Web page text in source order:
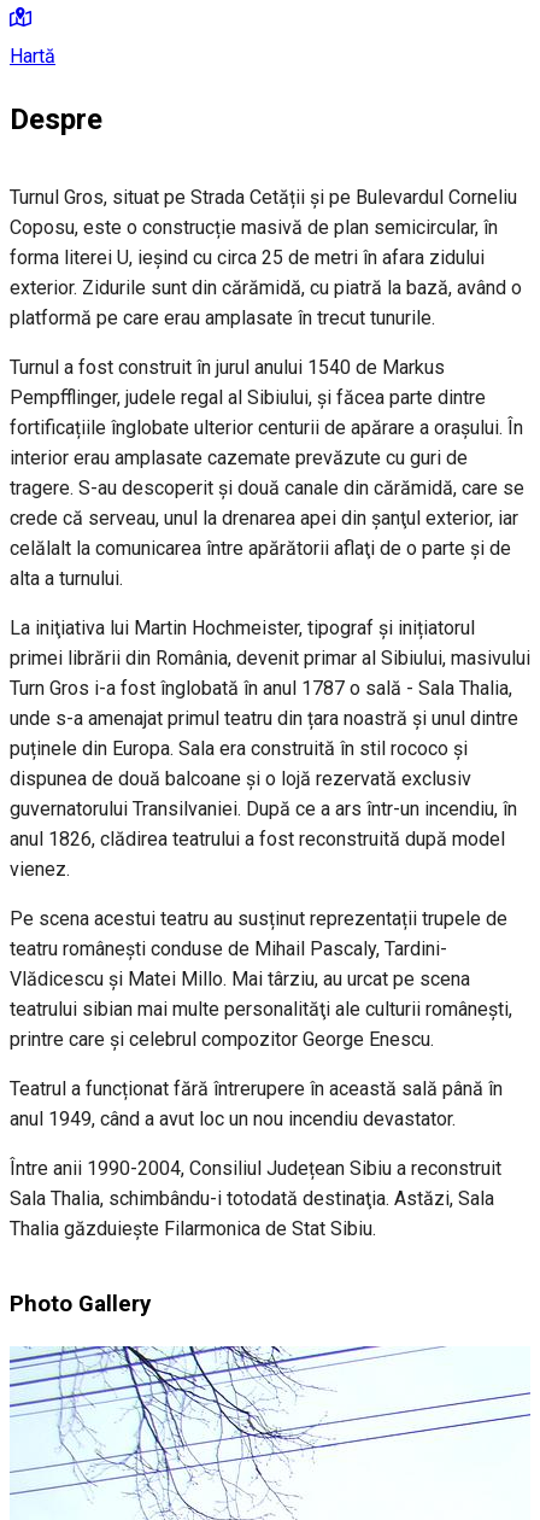
Hartă
Despre
Turnul Gros, situat pe Strada Cetății şi pe Bulevardul Corneliu
Coposu, este o construcție masivă de plan semicircular, în
forma literei U, ieșind cu circa 25 de metri în afara zidului
exterior. Zidurile sunt din cărămidă, cu piatră la bază, având o
platformă pe care erau amplasate în trecut tunurile.
Turnul a fost construit în jurul anului 1540 de Markus
Pempfflinger, judele regal al Sibiului, şi făcea parte dintre
fortificațiile înglobate ulterior centurii de apărare a orașului. În
interior erau amplasate cazemate prevăzute cu guri de
tragere. S-au descoperit şi două canale din cărămidă, care se
crede că serveau, unul la drenarea apei din şanţul exterior, iar
celălalt la comunicarea între apărătorii aflaţi de o parte şi de
alta a turnului.
La iniţiativa lui Martin Hochmeister, tipograf și inițiatorul
primei librării din România, devenit primar al Sibiului, masivului
Turn Gros i-a fost înglobată în anul 1787 o sală - Sala Thalia,
unde s-a amenajat primul teatru din țara noastră și unul dintre
puținele din Europa. Sala era construită în stil rococo și
dispunea de două balcoane și o lojă rezervată exclusiv
guvernatorului Transilvaniei. După ce a ars într-un incendiu, în
anul 1826, clădirea teatrului a fost reconstruită după model
vienez.
Pe scena acestui teatru au susținut reprezentații trupele de
teatru românești conduse de Mihail Pascaly, Tardini-
Vlădicescu și Matei Millo. Mai târziu, au urcat pe scena
teatrului sibian mai multe personalităţi ale culturii româneşti,
printre care şi celebrul compozitor George Enescu.
Teatrul a funcționat fără întrerupere în această sală până în
anul 1949, când a avut loc un nou incendiu devastator.
Între anii 1990-2004, Consiliul Județean Sibiu a reconstruit
Sala Thalia, schimbându-i totodată destinaţia. Astăzi, Sala
Thalia găzduieşte Filarmonica de Stat Sibiu.
Photo Gallery